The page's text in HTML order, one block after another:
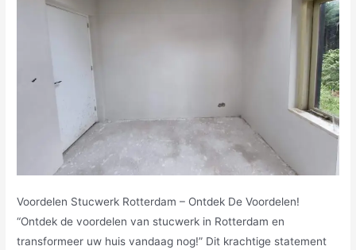
Voordelen Stucwerk Rotterdam – Ontdek De Voordelen!
“Ontdek de voordelen van stucwerk in Rotterdam en
transformeer uw huis vandaag nog!” Dit krachtige statement